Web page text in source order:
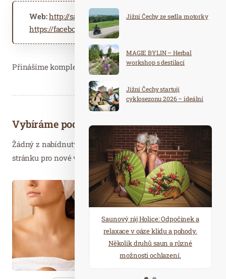
Web:http://saunafest.cz
https://facebook.com/saunafestchampionship/
Přinášíme kompletní program SaunaFestu 2019.
Vybíráme podobné články
Žádný z nabídnutých článků vás nezajímá? Aktualizujte
stránku pro nové výsledky...
Led. 16
2022
Jižní Čechy ze sedla motorky
MAGIE BYLIN – Herbal
workshop s destilací
Jižní Čechy startují
cyklosezonu 2026 – ideální
Saunový ráj Holice: Odpočinek a
relaxace v oáze klidu a pohody.
Několik druhů saun a různé
možnosti ochlazení.
Spa Hotel Děvín: Odpočiňte si od
starostí všedních dnů a přijeďte
načerpat novou energii do
Mariánských Lázní.